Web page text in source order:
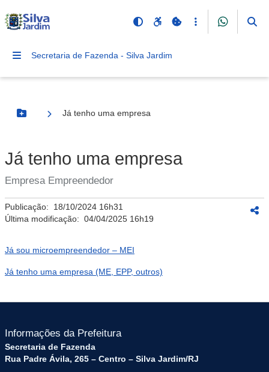
Secretaria de Fazenda - Silva Jardim
Botão Menu
Já tenho uma empresa
Já tenho uma empresa
Empresa Empreendedor
Publicação: 18/10/2024 16h31
Última modificação: 04/04/2025 16h19
Já sou microempreendedor – MEI
Já tenho uma empresa (ME, EPP, outros)
Informações da Prefeitura
Secretaria de Fazenda
Rua Padre Ávila, 265 – Centro – Silva Jardim/RJ